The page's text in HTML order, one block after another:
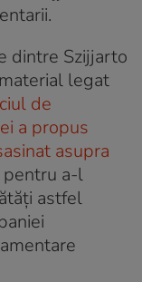
dintre Szijjarto
legat
de
a propus
asupra
pentru a-l
astfel